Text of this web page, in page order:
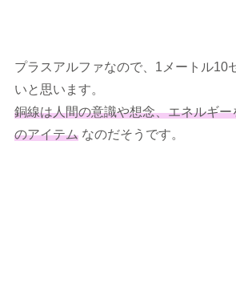
プラスアルファなので、1メートル10
いと思います。
銅線は人間の意識や想念、エネルギ
のアイテム なのだそうです。